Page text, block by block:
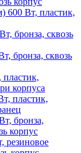
600 Вт, пластик,
бронза, сквозь
бронза, сквозь
корпуса
пластик,
бронза,
корпус
резиновое